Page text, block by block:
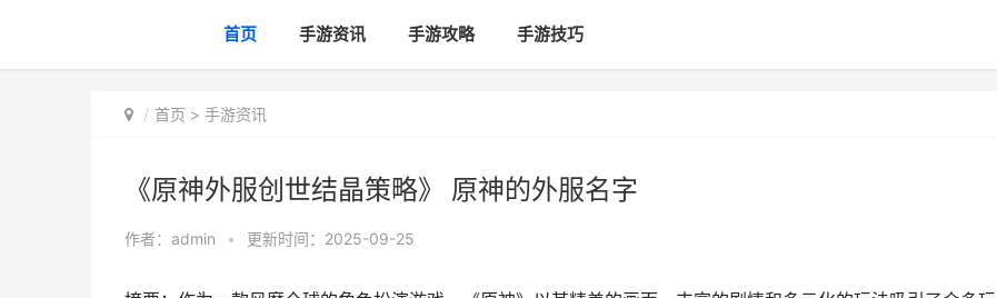
首页 手游资讯 手游攻略 手游技巧
首页 > 手游资讯
《原神外服创世结晶策略》 原神的外服名字
作者： admin • 更新时间：2025-09-25